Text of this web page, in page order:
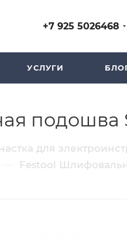
+7 925 5026468
УСЛУГИ
подошва
для
Festool